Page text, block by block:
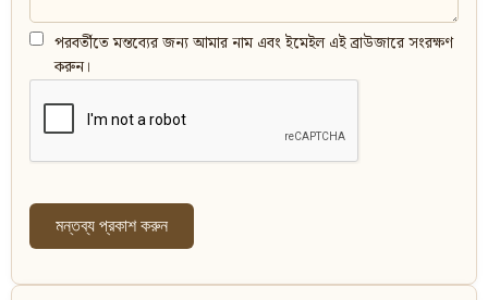
পরবর্তীতে মন্তব্যের জন্য আমার নাম এবং ইমেইল এই ব্রাউজারে সংরক্ষণ
করুন।